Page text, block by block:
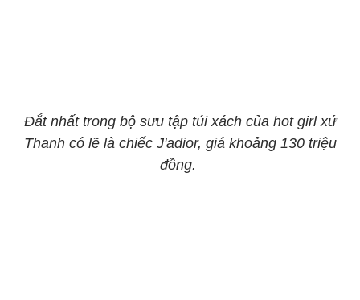
Đắt nhất trong bộ sưu tập túi xách của hot girl xứ
Thanh có lẽ là chiếc J'adior, giá khoảng 130 triệu
đồng.